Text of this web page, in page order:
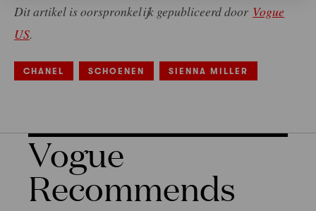
Dit artikel is oorspronkelijk gepubliceerd door Vogue
US.
CHANEL SCHOENEN SIENNA MILLER
Vogue
Recommends